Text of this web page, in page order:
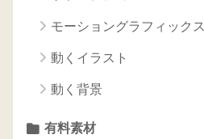
モーショングラフィックス
動くイラスト
動く背景
有料素材